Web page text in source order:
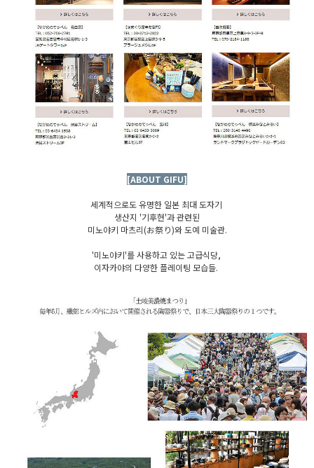
[ABOUT GIFU]
세계적으로도 유명한 일본 최대 도자기
생산지 '기후현'과 관련된
미노야키 마츠리(お祭り)와 도예 미술관.
'미노야키'를 사용하고 있는 고급식당,
이자카야의 다양한 플레이팅 모습들.